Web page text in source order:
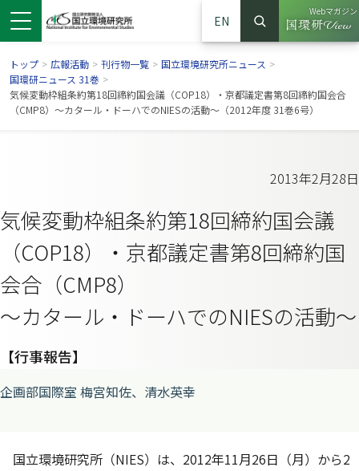
ドウで開きます）
ンドウで開きます）
ウインドウで開きます）
EN
サイト内検索
検索
Webマガジン
（別ウイ
トップ > 広報活動 > 刊行物一覧 > 国立環境研究所ニュース >
国環研ニュース 31巻 >
気候変動枠組条約第18回締約国会議（COP18）・京都議定書第8回締約国会合
（CMP8）～カタール・ドーハでのNIESの活動～（2012年度 31巻6号）
2013年2月28日
気候変動枠組条約第18回締約国会議
（COP18）・京都議定書第8回締約国
会合（CMP8）
～カタール・ドーハでのNIESの活動～
【行事報告】
企画部国際室 梅宮知佐、清水英幸
国立環境研究所（NIES）は、2012年11月26日（月）から2